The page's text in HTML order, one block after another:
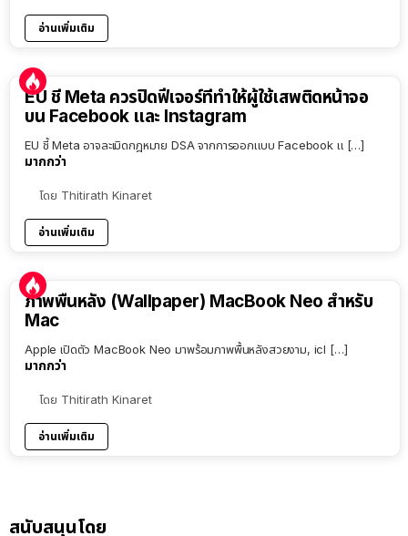
อ่านเพิ่มเติม
EU ชี้ Meta ควรปิดฟีเจอร์ที่ทำให้ผู้ใช้เสพติดหน้าจอ
บน Facebook และ Instagram
EU ชี้ Meta อาจละเมิดกฎหมาย DSA จากการออกแบบ Facebook แ […]
มากกว่า
โดย Thitirath Kinaret
อ่านเพิ่มเติม
ภาพพื้นหลัง (Wallpaper) MacBook Neo สำหรับ
Mac
Apple เปิดตัว MacBook Neo มาพร้อมภาพพื้นหลังสวยงาม, icl […]
มากกว่า
โดย Thitirath Kinaret
อ่านเพิ่มเติม
สนับสนุนโดย